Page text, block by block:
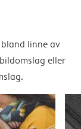
linne av
eller